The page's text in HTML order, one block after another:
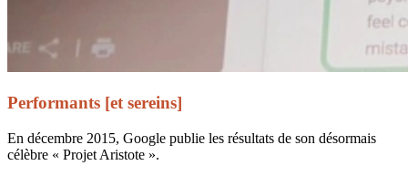
Performants [et sereins]
En décembre 2015, Google publie les résultats de son désormais
célèbre « Projet Aristote ».